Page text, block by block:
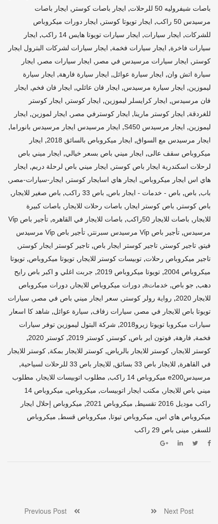
باصات شيفروليه 50 للرحلات
, ايجار باصات كوستر , ايجار باصات
مرسيدس 50 راكب
, ايجار تويوتا كوستر , ايجار دورات ميكروباص
للشركات, ايجار سيارات, ايجار سيارات تويوتا هايس 14 راكب , ايجار
سيارات فاخرة, ايجار سيارات فخمة, ايجار سيارات لشركات البترول ايجار
كوستر , ايجار سيارات مرسيدس في مصر , ايجار سيارات مصر , ايجار
سيارة اتش وان, ايجار سيارة عوائل, ايجار سيارة فارهة, ايجار سيارة
ليموزين, ايجار سيارة مرسيدس, ايجار فان عائلي, ايجار فان فخم, ايجار
فان مرسيدس, ايجار كرايسلر ليموزين, ايجار كوستر , ايجار كوستر
للغردقة, ايجار كوستر مارينا, ايجار كوسترفي مصر , ايجار لموزين, ايجار
ليموزين, ايجار مرسيدس S450 , ايجار مرسيدس ايجار مرسيدس بانوراما,
ايجار مرسيدس مع السواق, ايجار ميكروباص بالسائق 2018 , ايجار
ميكروباص سقف عالى, ايجار ميني باص بسعر خيالي, ايجار ميني باص
لرحلات اسكندرية ايجار باص كوستر , ايجار ميني باص لرحلة دريم, ايجار
هاي اس ايجار ميكروباص, ايجار هاي اسايجار كوستر , ايجار-سيارات-مصر ,
باب, باص, باص - خدمات - ايجار باص, باص 33 راكب , باص صغير للايجار ,
باص كوستر , باص كوستر ايجار , باصات رحلات للايجار , باصات كبيرة
للايجار , باصات للايجار 50راكب , باصات للايجار في القاهره,
تأجير باص Vi̇p
مرسيدس, تأجير باص Vi̇p مرسيدس سبرنتر ,
تأجير باص Vi̇p مرسيدس
فيتو, تاجير كوستر , تاجير كوستر ايجار باص, تاجير كوستر ايجار كوستر ,
تاجير ميكروباص رحلات, توبيسات كوستر للايجار , تويوتا ميكروباص, تويوتا
ميكروباص 2004
, تويوتا ميكروباص 2019 , جربت اغلي و اكبر باص رايح
دهب, جو باص, خدماتa , دورات ميكروباص للايجار , دورات ميكروباص
للايجار 2020
, رواية رولر كوستر , سعر ايجار ميني باص في مصر , سيارات
تويوتا باص للايجار في مصر , سيارات زفاف, سيارة عوائل, شاهد كا اسعار
سيارات ميكروبا تويوتا زيرو2018
, شركة البتول ليموزين توفر سيارات
فخمة, فارهة, فوتون اير باص, كوستر , كوستر 2019 , كوستر 2020 ,
كوستر للايجار , كوستر للايجار بالرياض, كوستر للايجار بمكة, كوستر للايجار
في القاهرة, للايجار باص 33 بسائق , للايجار باص 33 للرحلات لسياحية ,
مرسيدسe200 ميكروباص 14 راكب , مطلوب اتوبيسات للايجار , مطلوب
ميني باص للايجار , مكتب ايجار اتوبيسات, ميكروباص,
ميكروباص 14
راكب موديل 2016 تقسيط
, ميكروباص 2021 , ميكروباص إحلال ايجار
ميكروباص هاي اس, ميكروباص تيوتا, ميكروباص قسط, ميكروباص
للسفر , مينى باص 29 راكب
Next Post